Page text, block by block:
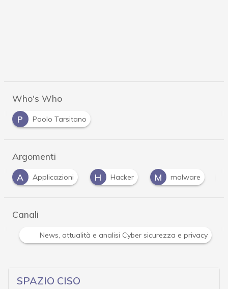
Who's Who
P
Paolo Tarsitano
Argomenti
H
Hacker M malware phishing
Canali
Attacchi hacker e Malware: le ultime news in tempo
SPAZIO CISO